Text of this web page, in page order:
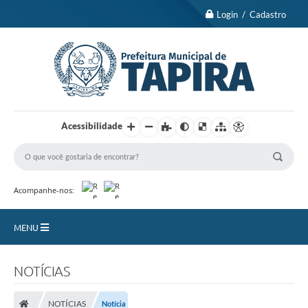
Login / Cadastro
Acessibilidade
Acompanhe-nos:
MENU
NOTÍCIAS
NOTÍCIAS Notícia